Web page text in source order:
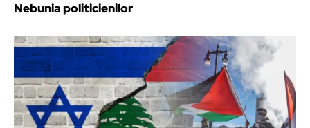
Nebunia politicienilor